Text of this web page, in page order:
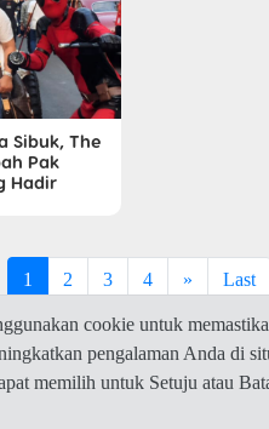
Sibuk, The
Pak
Hadir
1 2 3 4 » Last
cookie untuk
pengalaman Anda di
memilih untuk Setuju atau
Jawaban.com -Privacy